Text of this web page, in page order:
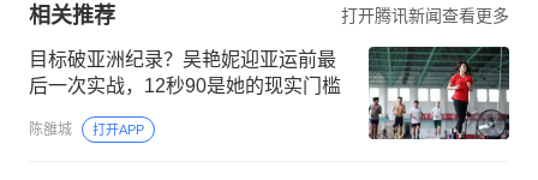
相关推荐 打开腾讯新闻查看更多
目标破亚洲纪录？吴艳妮迎亚运前最
后一次实战，12秒90是她的现实门槛
陈雒城 打开APP